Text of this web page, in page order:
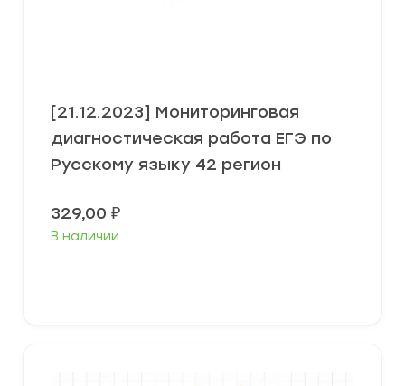
[21.12.2023] Мониторинговая
диагностическая работа ЕГЭ по
Русскому языку 42 регион
329,00 ₽
В наличии